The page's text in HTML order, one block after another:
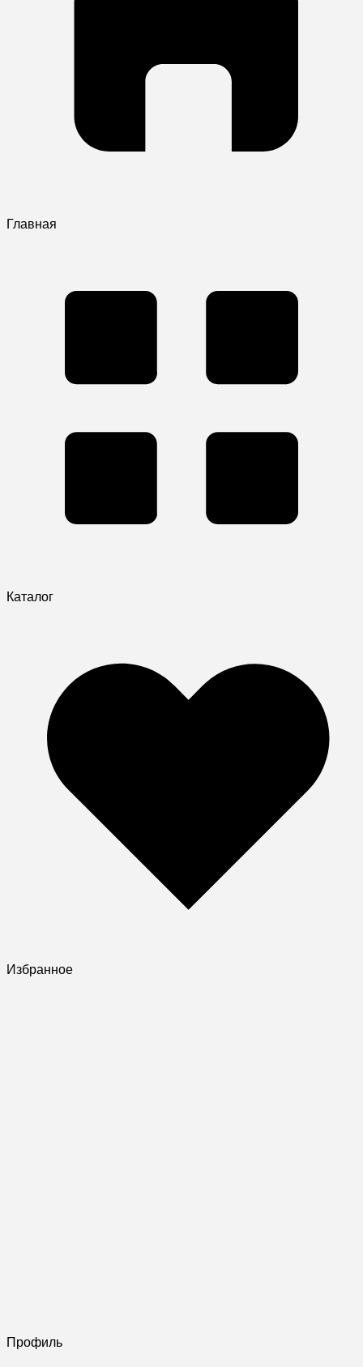
Главная
Каталог
Избранное
Профиль